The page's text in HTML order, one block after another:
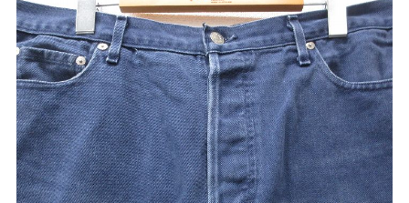
パンツ レディース 子供服
雑貨/小物
Search by Particularこだわりから探す